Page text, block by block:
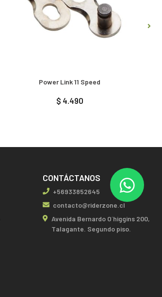
Power Link 11 Speed
$ 4.490
CONTÁCTANOS
+56933852645
contacto@riderzone.cl
Avenida Bernardo O´higgins 200,
Talagante. Segundo piso.